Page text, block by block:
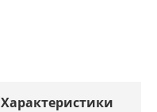
Характеристики